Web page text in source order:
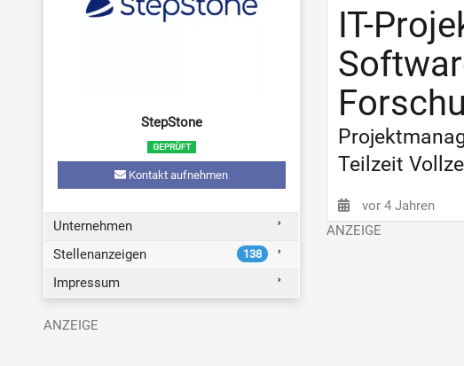
IT-
Teilzeit
vor 4 Jahren
StepStone
Kontakt aufnehmen
Unternehmen
Stellenanzeigen
138
Impressum